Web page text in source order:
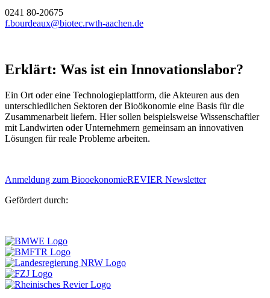
0241 80-20675
f.bourdeaux@biotec.rwth-aachen.de
Erklärt: Was ist ein Innovationslabor?
Ein Ort oder eine Technologieplattform, die Akteuren aus den
unterschiedlichen Sektoren der Bioökonomie eine Basis für die
Zusammenarbeit liefern. Hier sollen beispielsweise Wissenschaftler
mit Landwirten oder Unternehmern gemeinsam an innovativen
Lösungen für reale Probleme arbeiten.
Anmeldung zum BiooekonomieREVIER Newsletter
Gefördert durch: